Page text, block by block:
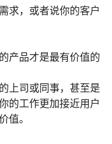
求，或者说你的客户
产品才是最有价值的
上司或同事，甚至是
的工作更加接近用户
值。